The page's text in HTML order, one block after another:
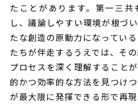
たことがあります。第一三共
し、議論しやすい環境が根づ
たな創造の原動力になってい
たちが伴走するうえでは、そ
プロセスを深く理解すること
的かつ効率的な方法を見つけつ
が最大限に発揮できる形で再